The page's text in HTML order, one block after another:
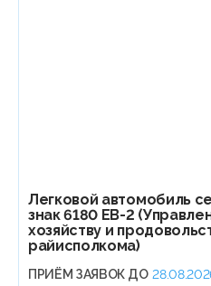
Легковой автомобиль
знак 6180 EB-2
хозяйству и
райисполкома)
ПРИЁМ ЗАЯВОК ДО